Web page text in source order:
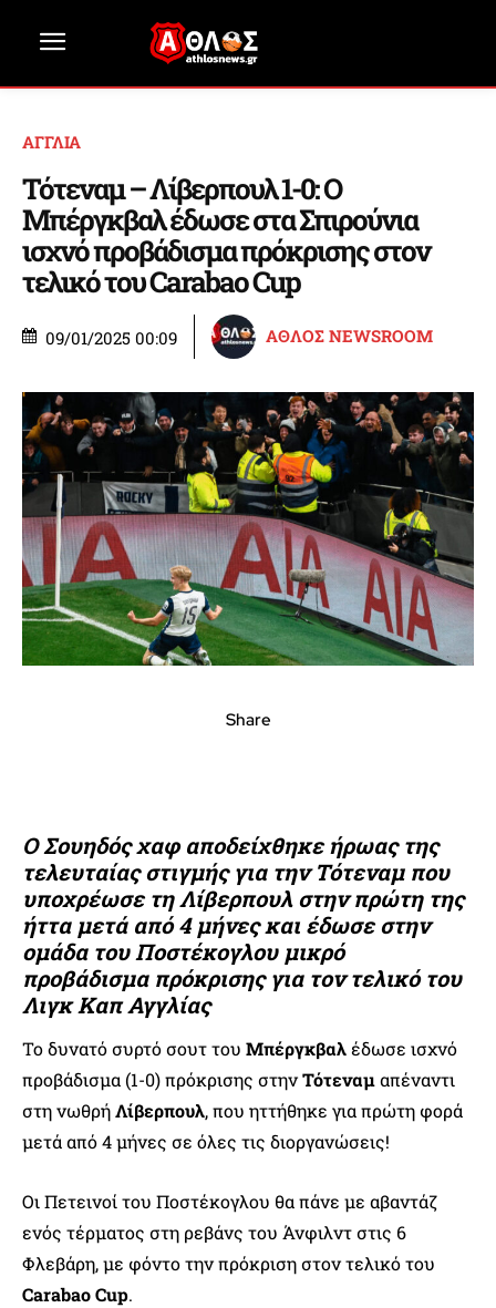
ΑΓΓΛΙΑ
Τότεναμ – Λίβερπουλ 1-0: Ο
Μπέργκβαλ έδωσε στα Σπιρούνια
ισχνό προβάδισμα πρόκρισης στον
τελικό του Carabao Cup
09/01/2025 00:09 ΑΘΛΟΣ NEWSROOM
Share
Ο Σουηδός χαφ αποδείχθηκε ήρωας της
τελευταίας στιγμής για την Τότεναμ που
υποχρέωσε τη Λίβερπουλ στην πρώτη της
ήττα μετά από 4 μήνες και έδωσε στην
ομάδα του Ποστέκογλου μικρό
προβάδισμα πρόκρισης για τον τελικό του
Λιγκ Καπ Αγγλίας
Το δυνατό συρτό σουτ του Μπέργκβαλέδωσε ισχνό
προβάδισμα (1-0) πρόκρισης στηνΤότεναμαπέναντι
στη νωθρήΛίβερπουλ, που ηττήθηκε για πρώτη φορά
μετά από 4 μήνες σε όλες τις διοργανώσεις!
Οι Πετεινοί του Ποστέκογλου θα πάνε με αβαντάζ
ενός τέρματος στη ρεβάνς του Άνφιλντ στις 6
Φλεβάρη, με φόντο την πρόκριση στον τελικό του
Carabao Cup.